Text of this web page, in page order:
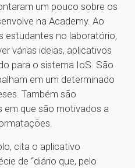
um pouco sobre os
na Academy. Ao
estudantes no laboratório,
várias ideias, aplicativos
para o sistema IoS. São
em um determinado
Também são
em que são motivados a
cita o aplicativo
de “diário que, pelo